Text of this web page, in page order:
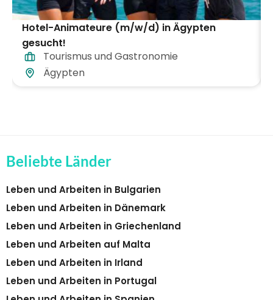
Hotel-Animateure (m/w/d) in Ägypten
gesucht!
Tourismus und Gastronomie
Ägypten
Beliebte Länder
Leben und Arbeiten in Bulgarien
Leben und Arbeiten in Dänemark
Leben und Arbeiten in Griechenland
Leben und Arbeiten auf Malta
Leben und Arbeiten in Irland
Leben und Arbeiten in Portugal